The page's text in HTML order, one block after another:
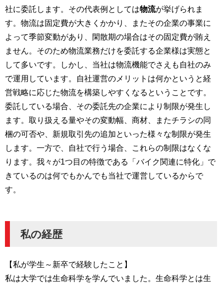
社に委託します。その代表例としては物流が挙げられま
す。物流は固定費が大きくかかり、またその企業の事業に
よって季節変動があり、閑散期の場合はその固定費が賄え
ません。そのため物流業務だけを委託する企業様は実態と
して多いです。しかし、当社は物流機能でさえも自社のみ
で運用しています。自社運営のメリットは何かというと経
営戦略に応じた物流を構築しやすくなるということです。
委託している場合、その委託先の企業により制限が発生し
ます。取り扱える量やその変動幅、商材、またチラシの同
梱の可否や、新規取引先の追加といった様々な制限が発生
します。一方で、自社で行う場合、これらの制限はなくな
ります。我々が1つ目の特徴である「バイク関連に特化」で
きているのは何でもかんでも当社で運営しているからで
す。
私の経歴
【私が学生～新卒で経験したこと】
私は大学では生命科学を学んでいました。生命科学とは生